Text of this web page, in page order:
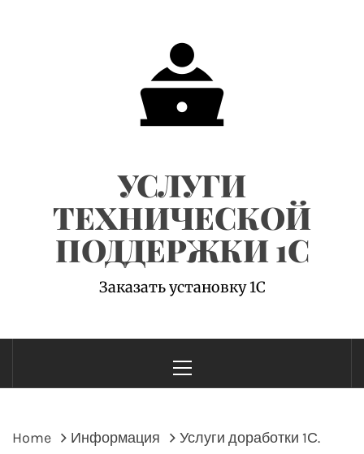
УСЛУГИ
ТЕХНИЧЕСКОЙ
ПОДДЕРЖКИ 1С
Заказать установку 1С
Menu
Home Информация
Услуги доработки 1С.